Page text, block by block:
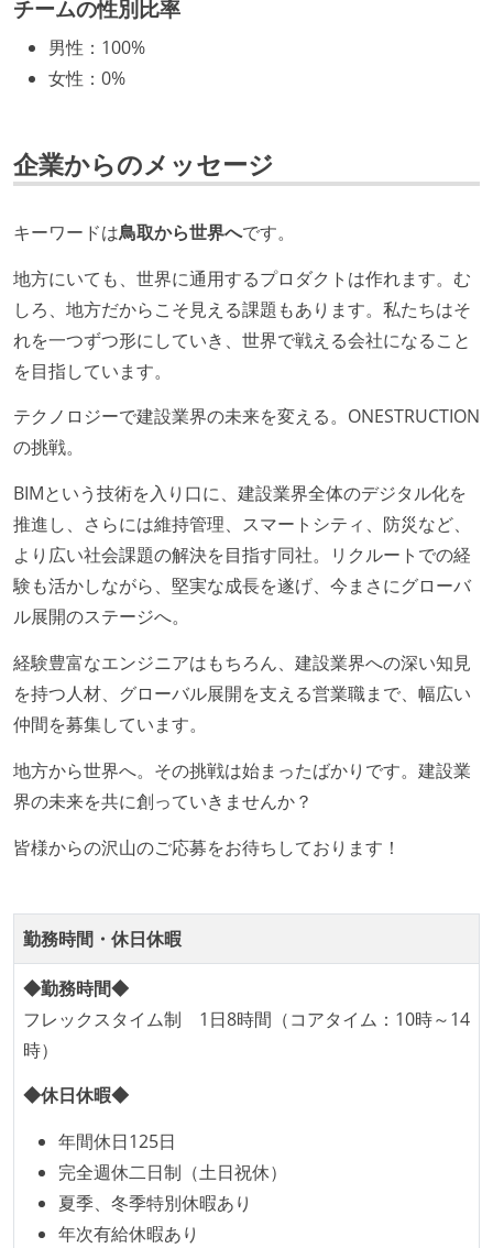
技術カルチャー
CTO またはそれに準じる、技術やワークフローの標準
化を行う役割の人・部門が存在する
Slack等で、最新技術の良し悪しをメンバーがよく会話
英語でコミュニケーションとる機会が社内にある
開発メンバーの裁量
設計・実装から運用までを同じ開発チームが担い、フ
ロントエンド、バックエンド、インフラといった役割
の境界を超えて、個人が必要な範囲にまで染み出して
いく姿勢が根付いている
ユーザーのニーズや課題を理解するために、開発チー
ムのメンバーが、ユーザーインタビューに参加してい
る
OS やエディタ、IDE といった個人の環境は、各自の責
任で好きなものを使うことができる
企画を決定する場に、実装を担当する開発メンバーが
タスクの見積もりは、実装を担当するメンバーが中心
となって行う
全体のスケジュール管理は、途中の成果を随時確認し
ながら、納期または盛り込む機能を柔軟に調整する形
で行う
成技術は、基本的に最新版より1年以上ビハインドし
コード品質向上のための取り組み
本番にデプロイされるコードには、全てコードレビュ
ーまたはペアプログラミングを実施している
「リファクタリングは随時行われるべき」という価値
いる
うにしている
提出されたコードには自動的にリグレッションテスト
が実行される環境が構築されている
チームの性別比率
男性 ： 100%
女性 ： 0%
企業からのメッセージ
キーワードは鳥取から世界へです。
地方にいても、世界に通用するプロダクトは作れます。む
しろ、地方だからこそ見える課題もあります。私たちはそ
れを一つずつ形にしていき、世界で戦える会社になること
を目指しています。
テクノロジーで建設業界の未来を変える。ONESTRUCTION
の挑戦。
BIMという技術を入り口に、建設業界全体のデジタル化を
推進し、さらには維持管理、スマートシティ、防災など、
より広い社会課題の解決を目指す同社。リクルートでの経
験も活かしながら、堅実な成長を遂げ、今まさにグローバ
ル展開のステージへ。
経験豊富なエンジニアはもちろん、建設業界への深い知見
を持つ人材、グローバル展開を支える営業職まで、幅広い
仲間を募集しています。
地方から世界へ。その挑戦は始まったばかりです。建設業
界の未来を共に創っていきませんか？
皆様からの沢山のご応募をお待ちしております！
勤務時間・休日休暇
◆勤務時間◆
フレックスタイム制 1日8時間（コアタイム：10時～14
時）
◆休日休暇◆
年間休日125日
完全週休二日制（土日祝休）
夏季、冬季特別休暇あり
年次有給休暇あり